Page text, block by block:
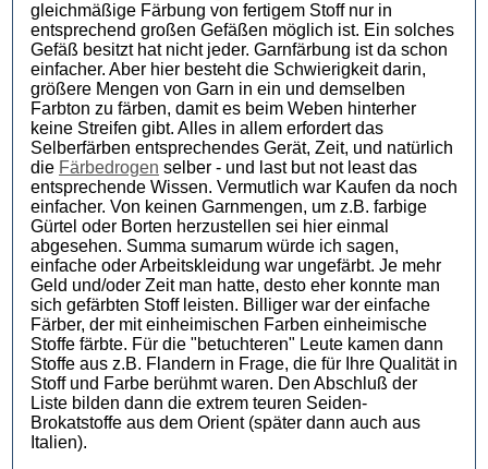
gleichmäßige Färbung von fertigem Stoff nur in
entsprechend großen Gefäßen möglich ist. Ein solches
Gefäß besitzt hat nicht jeder. Garnfärbung ist da schon
einfacher. Aber hier besteht die Schwierigkeit darin,
größere Mengen von Garn in ein und demselben
Farbton zu färben, damit es beim Weben hinterher
keine Streifen gibt. Alles in allem erfordert das
Selberfärben entsprechendes Gerät, Zeit, und natürlich
die Färbedrogen selber - und last but not least das
entsprechende Wissen. Vermutlich war Kaufen da noch
einfacher. Von keinen Garnmengen, um z.B. farbige
Gürtel oder Borten herzustellen sei hier einmal
abgesehen. Summa sumarum würde ich sagen,
einfache oder Arbeitskleidung war ungefärbt. Je mehr
Geld und/oder Zeit man hatte, desto eher konnte man
sich gefärbten Stoff leisten. Billiger war der einfache
Färber, der mit einheimischen Farben einheimische
Stoffe färbte. Für die "betuchteren" Leute kamen dann
Stoffe aus z.B. Flandern in Frage, die für Ihre Qualität in
Stoff und Farbe berühmt waren. Den Abschluß der
Liste bilden dann die extrem teuren Seiden-
Brokatstoffe aus dem Orient (später dann auch aus
Italien).